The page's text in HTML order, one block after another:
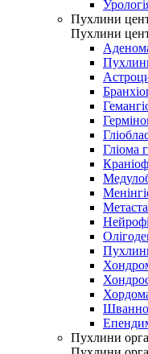
Пухлини
Пухлини
Гліома
Пухлини